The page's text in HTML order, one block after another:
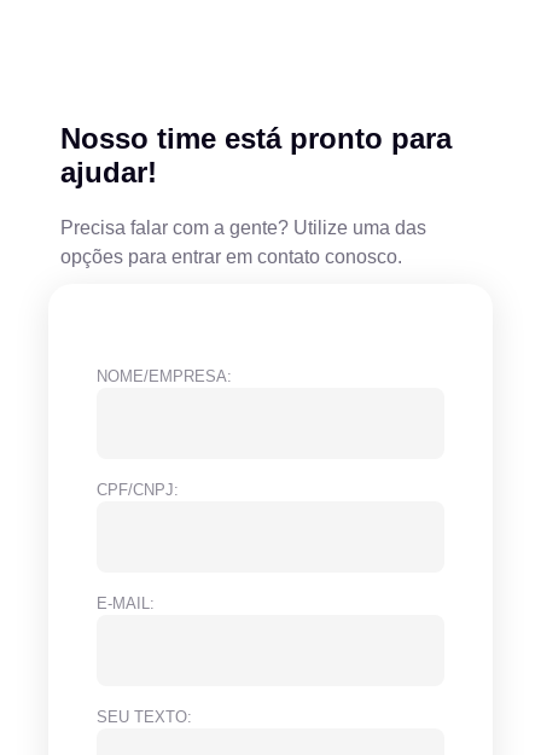
Nosso time está pronto para
ajudar!
Precisa falar com a gente? Utilize uma das
opções para entrar em contato conosco.
NOME/EMPRESA:
CPF/CNPJ:
E-MAIL:
SEU TEXTO: